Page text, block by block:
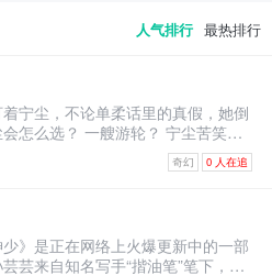
人气排行 最热排行
宁尘，不论单柔话里的真假，她倒
怎么选？ 一艘游轮？ 宁尘苦笑摇
，但脑子里突然闪过何琳和王明峰
忘了告诉你，三天后我跟明峰就要
现在不妨提前告诉你，到时候来喝
莎白号豪华游轮……”宁尘喃喃自语。
是被单柔以为，宁尘在她和游轮之
单柔顿时一愣。 宁尘竟然选择了豪
奇幻 0 人在追
》是正在网络上火爆更新中的一部
芸来自知名写手“揩油笔”笔下，超